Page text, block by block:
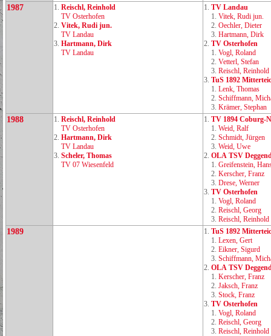
1987 1. Reischl, Reinhold
TV Osterhofen
2. Vitek, Rudi jun.
TV Landau
3. Hartmann, Dirk
TV Landau
1. TV Landau
1. Vitek, Rudi jun.
2. Oechler, Dieter
3. Hartmann, Dirk
2. TV Osterhofen
1. Vogl, Roland
2. Vetterl, Stefan
3. Reischl, Reinhold
3. TuS 1892
1. Lenk, Thomas
2. Schiffmann,
3. Krämer, Stephan
1988 1. Reischl, Reinhold
TV Osterhofen
2. Hartmann, Dirk
TV Landau
3. Scheler, Thomas
TV 07 Wiesenfeld
1. TV 1894
1. Weid, Ralf
2. Schmidt, Jürgen
3. Weid, Uwe
2. OLA TSV
1. Greifenstein,
2. Kerscher, Franz
3. Drese, Werner
3. TV Osterhofen
1. Vogl, Roland
2. Reischl, Georg
3. Reischl, Reinhold
1989 1. TuS 1892
1. Lexen, Gert
2. Eikner, Sigurd
3. Schiffmann,
2. OLA TSV
1. Kerscher, Franz
2. Jaksch, Franz
3. Stock, Franz
3. TV Osterhofen
1. Vogl, Roland
2. Reischl, Georg
3. Reischl, Reinhold